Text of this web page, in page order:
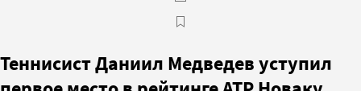
Теннисист Даниил Медведев уступил